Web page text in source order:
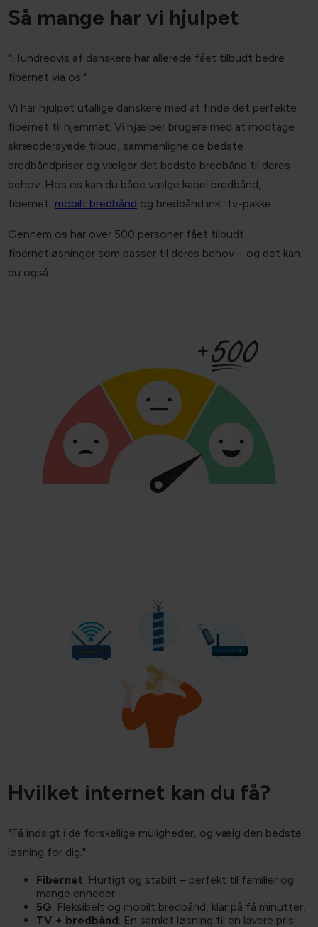
Så mange har vi hjulpet
"Hundredvis af danskere har allerede fået tilbudt bedre
Vi har hjulpet utallige danskere med at finde det perfekte
fibernet til hjemmet. Vi hjælper brugere med at modtage
skræddersyede tilbud, sammenligne de bedste
bredbåndpriser og vælger det bedste bredbånd til deres
behov. Hos os kan du både vælge kabel bredbånd,
Gennem os har over 500 personer fået tilbudt
fibernetløsninger som passer til deres behov – og det kan
Hvilket internet kan du få?
"Få indsigt i de forskellige muligheder, og vælg den bedste
Fibernet: Hurtigt og stabilt – perfekt til familier og
mange enheder.
5G : Fleksibelt og mobilt bredbånd, klar på få minutter.